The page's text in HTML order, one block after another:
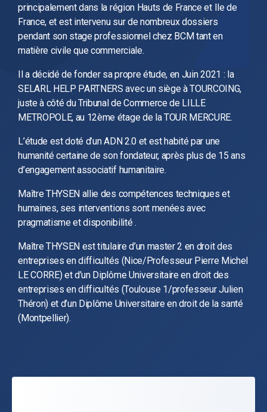
principalement dans la région Hauts de France et Ile de
France, et est intervenu sur de nombreux dossiers
pendant son stage professionnel chez BCM tant en
matière civile que commerciale.
Il a décidé de fonder sa propre étude, en Juin 2021 : la
SELARL HELP PARTNERS avec un siège à TOURCOING,
juste à côté du Tribunal de Commerce de LILLE
METROPOLE, au 12ème étage de la TOUR MERCURE.
L’étude est doté d’un ADN 2.0 et est habité par une
humanité certaine de son fondateur, après plus de 15 ans
d’engagement associatif humanitaire.
Maître THYSEN allie des compétences techniques et
humaines, ses interventions sont menées avec
pragmatisme et disponibilité .
Maître THYSEN est titulaire d’un master 2 en droit des
entreprises en difficultés (Nice/Professeur Pierre Michel
LE CORRE) et d’un Diplôme Universitaire en droit des
entreprises en difficultés (Toulouse 1/professeur Julien
Théron) et d’un Diplôme Universitaire en droit de la santé
(Montpellier).